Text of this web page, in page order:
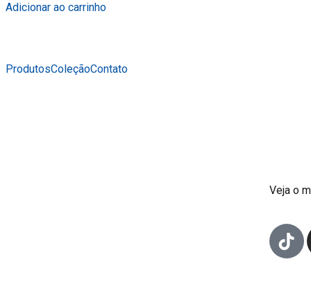
Adicionar ao carrinho
ProdutosColeçãoContato
Veja o